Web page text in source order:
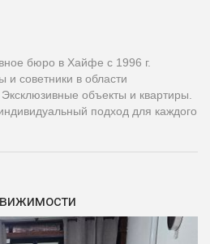
бюро в Хайфе с 1996 г.
советники в области
объекты и квартиры.
подход для каждого